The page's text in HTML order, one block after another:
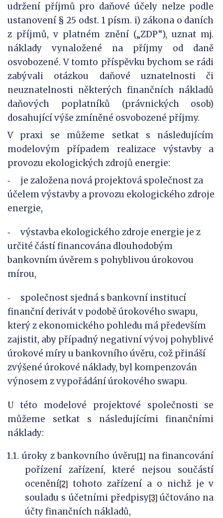
udržení příjmů pro daňové účely nelze podle
ustanovení § 25 odst. 1 písm. i) zákona o daních
z příjmů, v platném znění („ZDP“), uznat mj.
náklady vynaložené na příjmy od daně
osvobozené. V tomto příspěvku bychom se rádi
zabývali otázkou daňové uznatelnosti či
neuznatelnosti některých finančních nákladů
daňových poplatníků (právnických osob)
dosahující výše zmíněné osvobozené příjmy.
V praxi se můžeme setkat s následujícím
modelovým případem realizace výstavby a
provozu ekologických zdrojů energie:
-
je založena nová projektová společnost za
účelem výstavby a provozu ekologického zdroje
energie,
-
výstavba ekologického zdroje energie je z
určité částí financována dlouhodobým
bankovním úvěrem s pohyblivou úrokovou
mírou,
-
společnost sjedná s bankovní institucí
finanční derivát v podobě úrokového swapu,
který z ekonomického pohledu má především
zajistit, aby případný negativní vývoj pohyblivé
úrokové míry u bankovního úvěru, což přináší
zvýšené úrokové náklady, byl kompenzován
výnosem z vypořádání úrokového swapu.
U této modelové projektové společnosti se
můžeme setkat s následujícími finančními
náklady:
1.1. úroky z bankovního úvěru[1] na financování
pořízení zařízení, které nejsou součástí
ocenění[2]
tohoto zařízení a o nichž je v
souladu s účetními předpisy[3]účtováno na
účty finančních nákladů,